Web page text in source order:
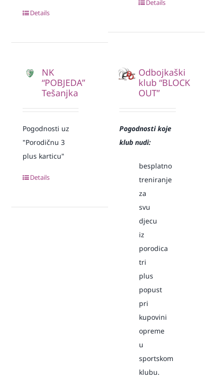
Details
Details
NK
“POBJEDA”
Tešanjka
Pogodnosti uz
"Porodičnu 3
plus karticu"
Details
Odbojkaški
klub “BLOCK
OUT”
Pogodnosti koje
klub nudi:
besplatno
treniranje
za
svu
djecu
iz
porodica
tri
plus
popust
pri
kupovini
opreme
u
sportskom
klubu.